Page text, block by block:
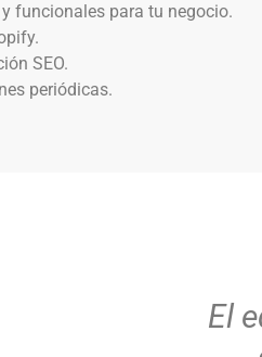
funcionales para tu negocio.
SEO.
periódicas.
y
Mi